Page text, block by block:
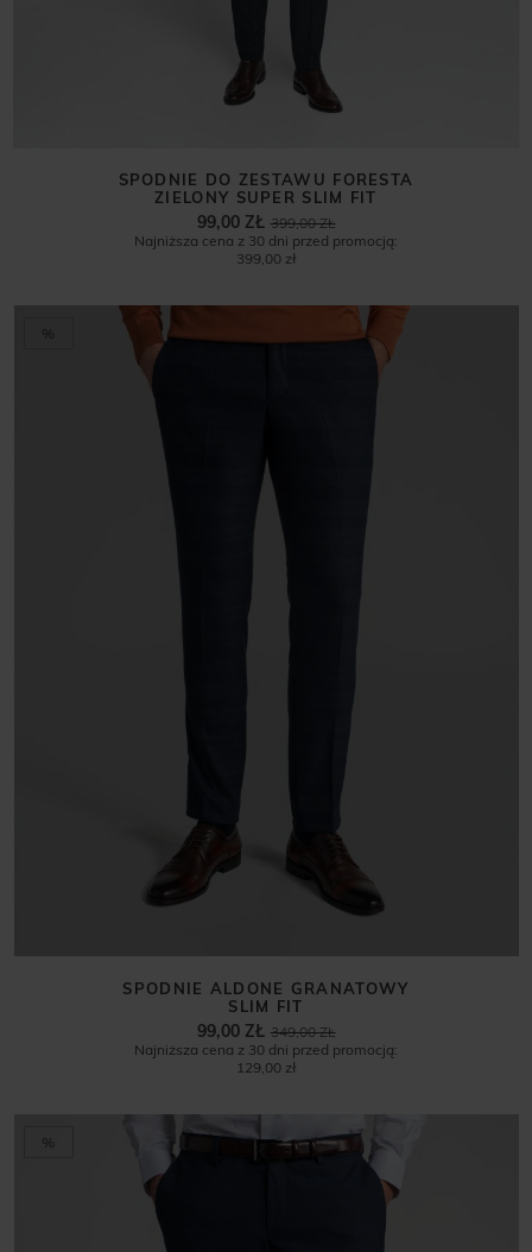
SPODNIE DO ZESTAWU FORESTA
ZIELONY SUPER SLIM FIT
399,00 ZŁ
99,00 ZŁ
Najniższa cena z 30 dni przed promocją:
399,00 zł
SPODNIE ALDONE GRANATOWY
SLIM FIT
349,00 ZŁ
99,00 ZŁ
Najniższa cena z 30 dni przed promocją:
129,00 zł
%